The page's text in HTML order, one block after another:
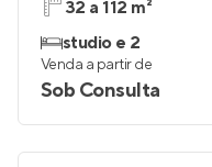
32 a 112 m²
studio e 2
Venda a partir de
Sob Consulta